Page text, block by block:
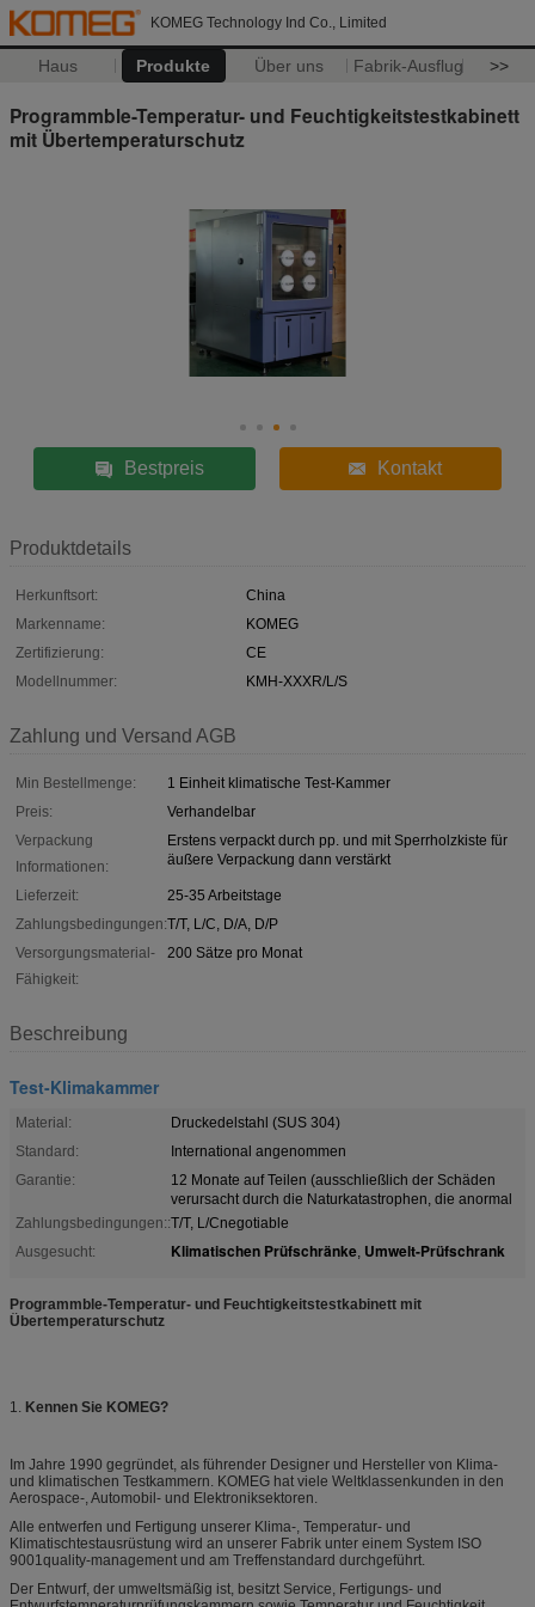
KOMEG Technology Ind Co., Limited
Haus Produkte Über uns Fabrik-Ausflug >>
Programmble-Temperatur- und Feuchtigkeitstestkabinett
mit Übertemperaturschutz
Bestpreis Kontakt
Produktdetails
Herkunftsort:
China
Markenname:
KOMEG
Zertifizierung:
CE
Modellnummer:
KMH-XXXR/L/S
Zahlung und Versand AGB
Min Bestellmenge:
1 Einheit klimatische Test-Kammer
Preis:
Verhandelbar
Verpackung
Informationen:
Erstens verpackt durch pp. und mit Sperrholzkiste für
äußere Verpackung dann verstärkt
Lieferzeit:
25-35 Arbeitstage
Zahlungsbedingungen:T/T, L/C, D/A, D/P
Versorgungsmaterial-
Fähigkeit:
200 Sätze pro Monat
Beschreibung
Test-Klimakammer
Material:
Druckedelstahl (SUS 304)
Standard:
International angenommen
Garantie:
12 Monate auf Teilen (ausschließlich der Schäden
verursacht durch die Naturkatastrophen, die anormal
Zahlungsbedingungen::T/T, L/Cnegotiable
Ausgesucht:
Klimatischen Prüfschränke, Umwelt-Prüfschrank
Programmble-Temperatur- und Feuchtigkeitstestkabinett mit
Übertemperaturschutz
1. Kennen Sie KOMEG?
Im Jahre 1990 gegründet, als führender Designer und Hersteller von Klima-
und klimatischen Testkammern. KOMEG hat viele Weltklassenkunden in den
Aerospace-, Automobil- und Elektroniksektoren.
Alle entwerfen und Fertigung unserer Klima-, Temperatur- und
Klimatischtestausrüstung wird an unserer Fabrik unter einem System ISO
9001quality-management und am Treffenstandard durchgeführt.
Der Entwurf, der umweltsmäßig ist, besitzt Service, Fertigungs- und